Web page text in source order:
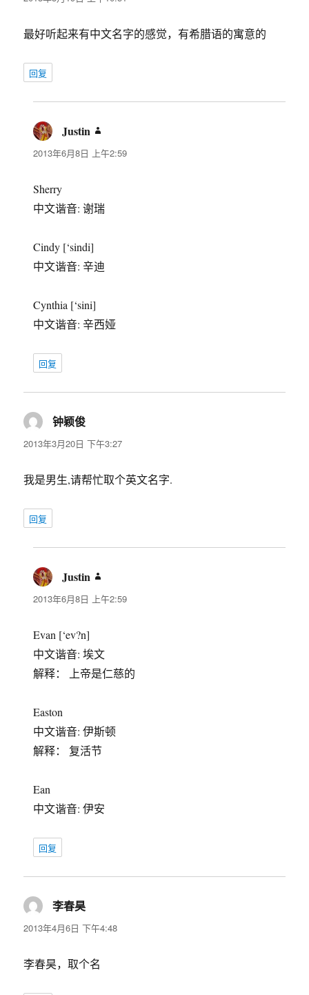
最好听起来有中文名字的感觉，有希腊语的寓意的
回复
Justin
道：
2013年6月8日 上午2:59
Sherry
中文谐音: 谢瑞
Cindy [‘sindi]
中文谐音: 辛迪
Cynthia [‘sini]
中文谐音: 辛西娅
回复
钟颖俊
道：
2013年3月20日 下午3:27
我是男生,请帮忙取个英文名字.
回复
Justin
道：
2013年6月8日 上午2:59
Evan [‘ev?n]
中文谐音: 埃文
解释： 上帝是仁慈的
Easton
中文谐音: 伊斯顿
解释： 复活节
Ean
中文谐音: 伊安
回复
李春昊
道：
2013年4月6日 下午4:48
李春昊，取个名